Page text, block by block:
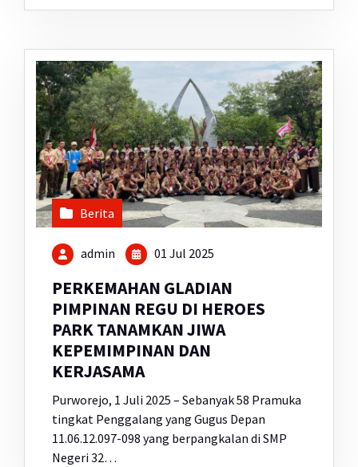
Berita
admin 01 Jul 2025
PERKEMAHAN GLADIAN
PIMPINAN REGU DI HEROES
PARK TANAMKAN JIWA
KEPEMIMPINAN DAN
KERJASAMA
Purworejo, 1 Juli 2025 – Sebanyak 58 Pramuka
tingkat Penggalang yang Gugus Depan
11.06.12.097-098 yang berpangkalan di SMP
Negeri 32…